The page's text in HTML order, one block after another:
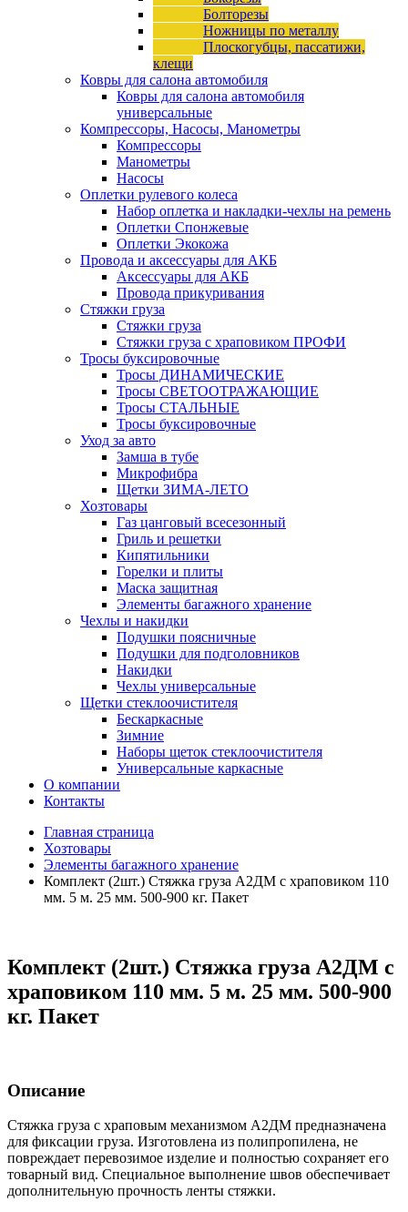
Болторезы
Ножницы по металлу
Плоскогубцы, пассатижи,
клещи
Ковры для салона автомобиля
Ковры для салона автомобиля
универсальные
Компрессоры, Насосы, Манометры
Компрессоры
Манометры
Насосы
Оплетки рулевого колеса
Набор оплетка и накладки-чехлы на ремень
Оплетки Спонжевые
Оплетки Экокожа
Провода и аксессуары для АКБ
Аксессуары для АКБ
Провода прикуривания
Стяжки груза
Стяжки груза
Стяжки груза с храповиком ПРОФИ
Тросы буксировочные
Тросы ДИНАМИЧЕСКИЕ
Тросы СВЕТООТРАЖАЮЩИЕ
Тросы СТАЛЬНЫЕ
Тросы буксировочные
Уход за авто
Замша в тубе
Микрофибра
Щетки ЗИМА-ЛЕТО
Хозтовары
Газ цанговый всесезонный
Гриль и решетки
Кипятильники
Горелки и плиты
Маска защитная
Элементы багажного хранение
Чехлы и накидки
Подушки поясничные
Подушки для подголовников
Накидки
Чехлы универсальные
Щетки стеклоочистителя
Бескаркасные
Зимние
Наборы щеток стеклоочистителя
Универсальные каркасные
О компании
Контакты
Главная страница
Хозтовары
Элементы багажного хранение
Комплект (2шт.) Стяжка груза А2ДМ с храповиком 110
мм. 5 м. 25 мм. 500-900 кг. Пакет
Комплект (2шт.) Стяжка груза А2ДМ с
храповиком 110 мм. 5 м. 25 мм. 500-900
кг. Пакет
Описание
Стяжка груза с храповым механизмом А2ДМ предназначена
для фиксации груза. Изготовлена из полипропилена, не
повреждает перевозимое изделие и полностью сохраняет его
товарный вид. Специальное выполнение швов обеспечивает
дополнительную прочность ленты стяжки.